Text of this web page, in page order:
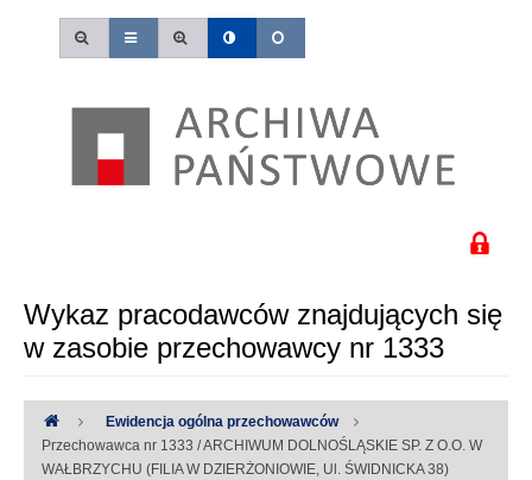
Wykaz pracodawców znajdujących się
w zasobie przechowawcy nr 1333
Ewidencja ogólna przechowawców
Przechowawca nr 1333 / ARCHIWUM DOLNOŚLĄSKIE SP. Z O.O. W
WAŁBRZYCHU (FILIA W DZIERŻONIOWIE, Ul. ŚWIDNICKA 38)